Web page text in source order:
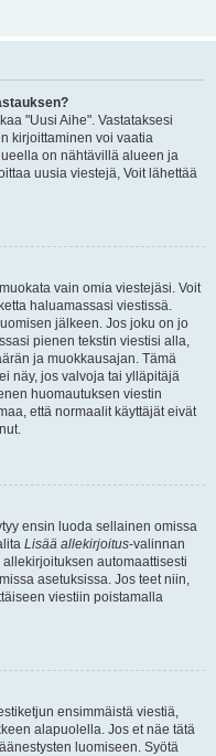
"Uusi Aihe". Vastataksesi
kirjoittaminen voi vaatia
on nähtävillä alueen ja
uusia viestejä, Voit lähettää
vain omia viestejäsi. Voit
haluamassasi viestissä.
jälkeen. Jos joku on jo
pienen tekstin viestisi alla,
ja muokkausajan. Tämä
näy, jos valvoja tai ylläpitäjä
huomautuksen viestin
että normaalit käyttäjät eivät
ensin luoda sellainen omissa
Lisää allekirjoitus-valinnan
automaattisesti
asetuksissa. Jos teet niin,
viestiin poistamalla
ensimmäistä viestiä,
alapuolella. Jos et näe tätä
luomiseen. Syötä